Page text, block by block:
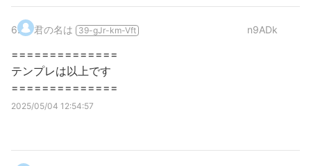
6. 君の名は 39-gJr-km-Vft n9ADk
==============
テンプレは以上です
==============
2025/05/04 12:54:57